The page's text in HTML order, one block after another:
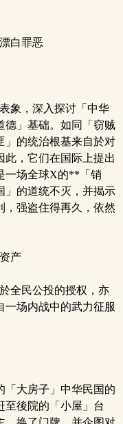
白罪恶
象，深入探讨「中华
德」基础。如同「窃贼
」的统治根基来自於对
此，它们在国际上提出
一场全球X的**「销
」的道统不灭，并揭示
，强盗住得再久，依然
产
全民公投的授权，亦
一场内战中的武力征服
大房子」中华民国的
至後院的「小屋」台